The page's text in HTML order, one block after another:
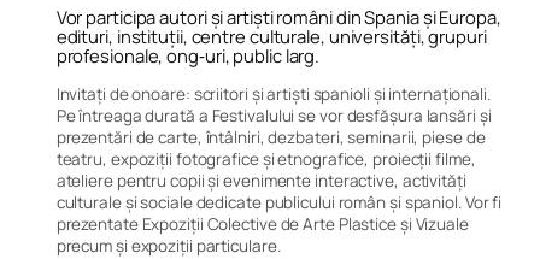
Vor participa autori și artiști români din Spania și Europa,
edituri, instituții, centre culturale, universități, grupuri
profesionale, ong‐uri, public larg.
Invitați de onoare: scriitori și artiști spanioli și internaționali.
Pe întreaga durată a Festivalului se vor desfășura lansări și
prezentări de carte, întâlniri, dezbateri, seminarii, piese de
teatru, expoziții fotografice și etnografice, proiecții filme,
ateliere pentru copii și evenimente interactive, activități
culturale și sociale dedicate publicului român și spaniol. Vor fi
prezentate Expoziții Colective de Arte Plastice și Vizuale
precum și expoziții particulare.